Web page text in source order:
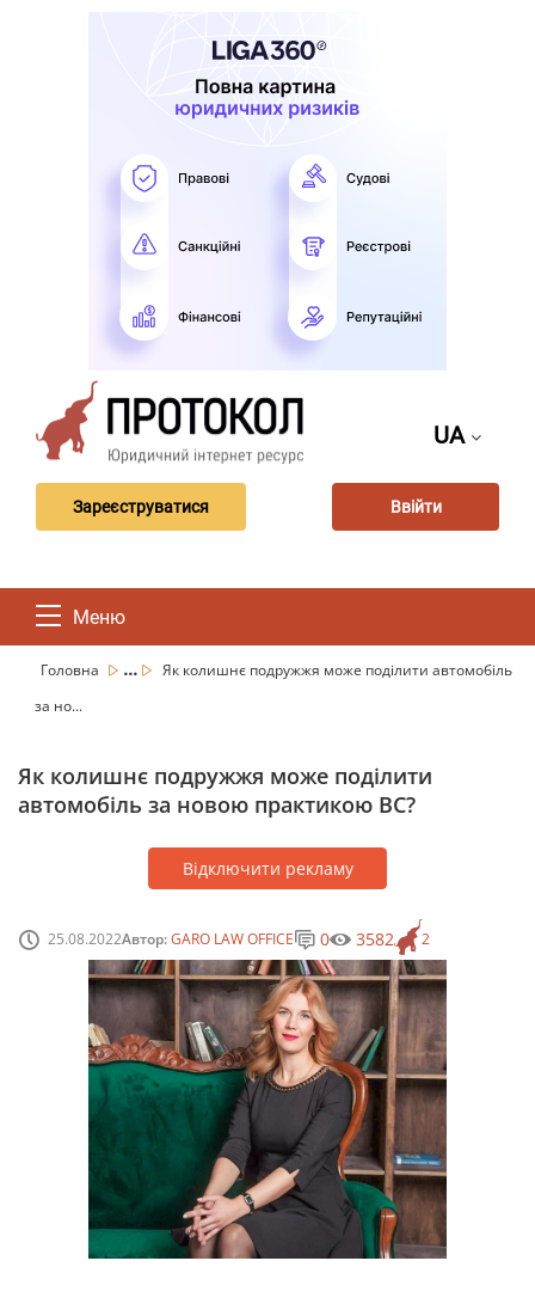
UA
Зареєструватися Ввійти
Меню
Головна ...
Як колишнє подружжя може поділити автомобіль
за но...
Як колишнє подружжя може поділити
автомобіль за новою практикою ВС?
Відключити рекламу
25.08.2022Автор:GARO LAW OFFICE 2
0 3582